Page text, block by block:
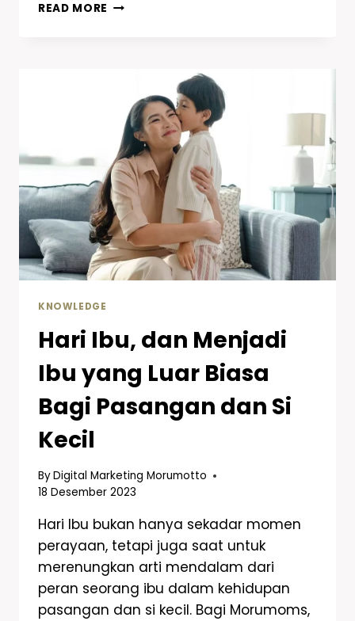
READ MORE
KNOWLEDGE
Hari Ibu, dan Menjadi
Ibu yang Luar Biasa
Bagi Pasangan dan Si
Kecil
ByDigital Marketing Morumotto
18 Desember 2023
Hari Ibu bukan hanya sekadar momen
perayaan, tetapi juga saat untuk
merenungkan arti mendalam dari
peran seorang ibu dalam kehidupan
pasangan dan si kecil. Bagi Morumoms,